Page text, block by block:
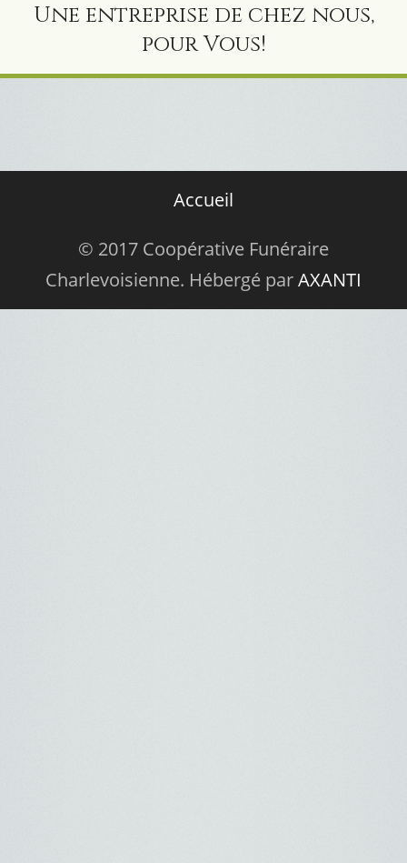
Une entreprise de chez nous,
pour Vous!
Accueil
© 2017 Coopérative Funéraire
Charlevoisienne. Hébergé parAXANTI